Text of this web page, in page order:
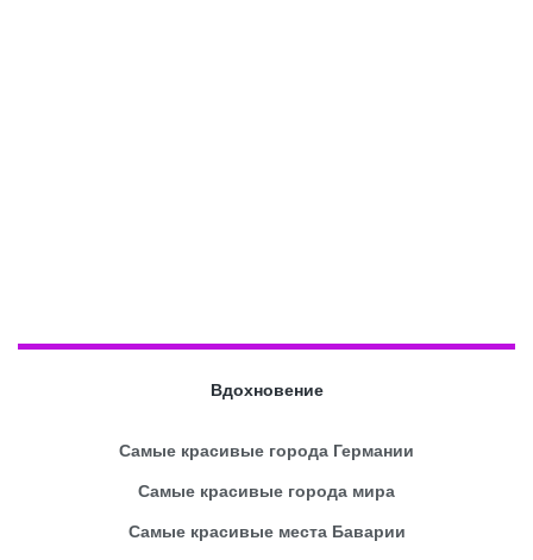
Вдохновение
Самые красивые города Германии
Самые красивые города мира
Самые красивые места Баварии